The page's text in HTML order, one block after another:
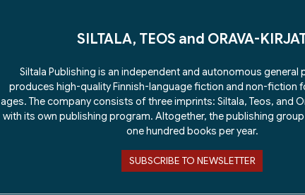
SILTALA, TEOS and ORAVA-
Siltala Publishing is an independent and autonomous general
produces high-quality Finnish-language fiction and non-fiction
ages. The company consists of three imprints: Siltala, Teos, and
with its own publishing program. Altogether, the publishing
one hundred books per year.
SUBSCRIBE TO NEWSLETTER